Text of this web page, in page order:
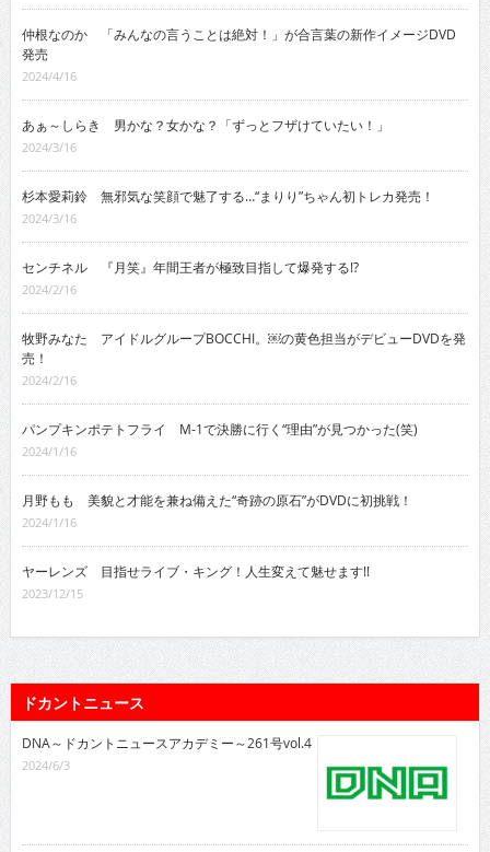
仲根なのか 「みんなの言うことは絶対！」が合言葉の新作イメージDVD
発売
2024/4/16
あぁ～しらき 男かな？女かな？「ずっとフザけていたい！」
2024/3/16
杉本愛莉鈴 無邪気な笑顔で魅了する…“まりり”ちゃん初トレカ発売！
2024/3/16
センチネル 『月笑』年間王者が極致目指して爆発する!?
2024/2/16
牧野みなた アイドルグループBOCCHI。￼の黄色担当がデビューDVDを発
売！
2024/2/16
パンプキンポテトフライ M-1で決勝に行く“理由”が見つかった(笑)
2024/1/16
月野もも 美貌と才能を兼ね備えた“奇跡の原石”がDVDに初挑戦！
2024/1/16
ヤーレンズ 目指せライブ・キング！人生変えて魅せます!!
2023/12/15
ドカントニュース
DNA～ドカントニュースアカデミー～261号vol.4
2024/6/3